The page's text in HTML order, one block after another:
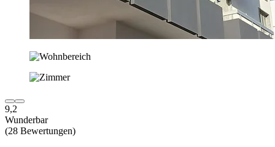
9,2
Wunderbar
(28 Bewertungen)